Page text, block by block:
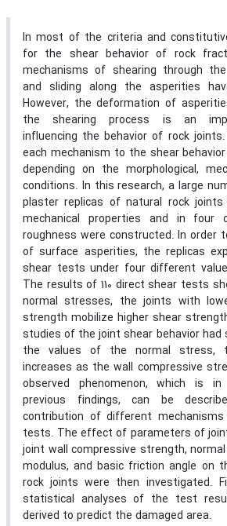
In most of the criteria and
for the shear behavior of rock
mechanisms of shearing through
and sliding along the asperities
However, the deformation of
the shearing process is an
influencing the behavior of rock
each mechanism to the shear
depending on the morphological,
conditions. In this research, a large
plaster replicas of natural rock
mechanical properties and in four
roughness were constructed. In order
of surface asperities, the replicas
shear tests under four different
The results of 110 direct shear tests
normal stresses, the joints with
strength mobilize higher shear
studies of the joint shear behavior
the values of the normal stress,
increases as the wall compressive
observed phenomenon, which is
previous findings, can be
contribution of different
tests. The effect of parameters of
joint wall compressive strength,
modulus, and basic friction angle on
rock joints were then investigated.
statistical analyses of the test
derived to predict the damaged area.